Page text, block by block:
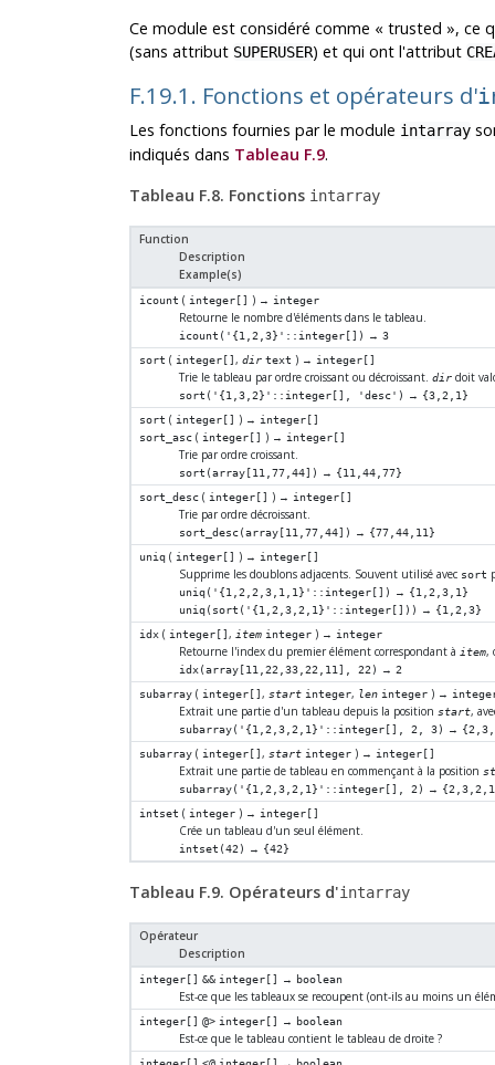
Ce module est considéré comme « trusted », ce
(sans attribut SUPERUSER) et qui ont l'attribut
F.19.1. Fonctions et opérateurs d'
Les fonctions fournies par le module intarray
indiqués dans Tableau F.9.
Tableau F.8. Fonctions intarray
Function
Description
Example(s)
icount (integer[] ) →integer
Retourne le nombre d'éléments dans le tableau.
icount('{1,2,3}'::integer[]) → 3
sort (integer[],dir text ) →integer[]
Trie le tableau par ordre croissant ou décroissant. dirdoit
sort('{1,3,2}'::integer[], 'desc') → {3,2,1}
sort (integer[] ) →integer[]
sort_asc (integer[] ) →integer[]
Trie par ordre croissant.
sort(array[11,77,44]) → {11,44,77}
sort_desc (integer[] ) →integer[]
Trie par ordre décroissant.
sort_desc(array[11,77,44]) → {77,44,11}
uniq (integer[] ) →integer[]
Supprime les doublons adjacents. Souvent utilisé avec sort
uniq('{1,2,2,3,1,1}'::integer[]) → {1,2,3,1}
uniq(sort('{1,2,3,2,1}'::integer[]))
→ {1,2,3}
idx (integer[],item integer ) →integer
Retourne l'index du premier élément correspondant à item,
idx(array[11,22,33,22,11], 22) → 2
subarray (integer[],start integer, len integer ) →
Extrait une partie d'un tableau depuis la position start,
subarray('{1,2,3,2,1}'::integer[], 2, 3) →
subarray (integer[],start integer ) →integer[]
Extrait une partie de tableau en commençant à la position
subarray('{1,2,3,2,1}'::integer[], 2)
→
intset (integer ) →integer[]
Crée un tableau d'un seul élément.
intset(42) → {42}
Tableau F.9. Opérateurs d'intarray
Opérateur
Description
integer[] && integer[] → boolean
Est-ce que les tableaux se recoupent (ont-ils au moins un
integer[] @> integer[] → boolean
Est-ce que le tableau contient le tableau de droite ?